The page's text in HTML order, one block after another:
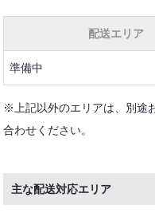
配送エリア
準備中
※上記以外のエリアは、別途
合わせください。
主な配送対応エリア